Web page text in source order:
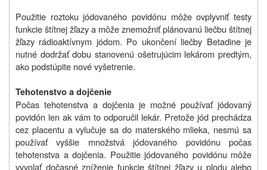
Použitie roztoku jódovaného povidónu môže ovplyvniť testy
funkcie štítnej žľazy a môže znemožniť plánovanú liečbu štítnej
žľazy rádioaktívnym jódom. Po ukončení liečby Betadine je
nutné dodržať dobu stanovenú ošetrujúcim lekárom predtým,
ako podstúpite nové vyšetrenie.
Tehotenstvo a dojčenie
Počas tehotenstva a dojčenia je možné používať jódovaný
povidón len ak vám to odporučil lekár. Pretože jód prechádza
cez placentu a vylučuje sa do materského mlieka, nesmú sa
používať vyššie množstvá jódovaného povidónu počas
tehotenstva a dojčenia. Použitie jódovaného povidónu môže
vyvolať dočasné zníženie funkcie štítnej žľazy u plodu alebo